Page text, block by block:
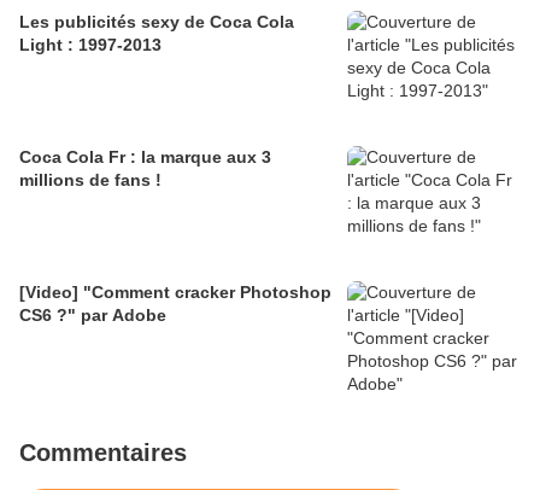
Les publicités sexy de Coca Cola
Light : 1997-2013
Coca Cola Fr : la marque aux 3
millions de fans !
[Video] "Comment cracker Photoshop
CS6 ?" par Adobe
Commentaires